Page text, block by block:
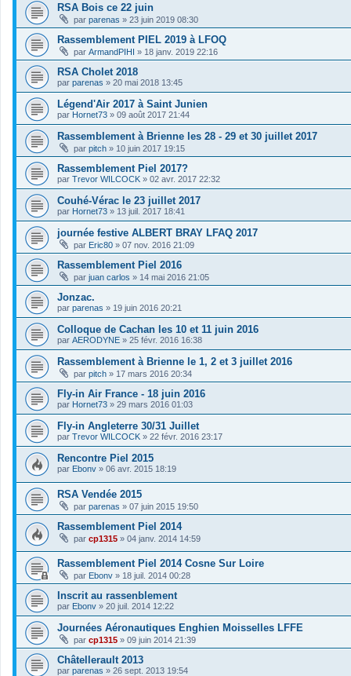
RSA Bois ce 22 juin
par parenas » 23 juin 2019 08:30
Rassemblement PIEL 2019 à LFOQ
par ArmandPIHI » 18 janv. 2019 22:16
RSA Cholet 2018
par parenas » 20 mai 2018 13:45
Légend'Air 2017 à Saint Junien
par Hornet73 » 09 août 2017 21:44
Rassemblement à Brienne les 28 - 29 et 30 juillet 2017
par pitch » 10 juin 2017 19:15
Rassemblement Piel 2017?
par Trevor WILCOCK » 02 avr. 2017 22:32
Couhé-Vérac le 23 juillet 2017
par Hornet73 » 13 juil. 2017 18:41
journée festive ALBERT BRAY LFAQ 2017
par Eric80 » 07 nov. 2016 21:09
Rassemblement Piel 2016
par juan carlos » 14 mai 2016 21:05
Jonzac.
par parenas » 19 juin 2016 20:21
Colloque de Cachan les 10 et 11 juin 2016
par AERODYNE » 25 févr. 2016 16:38
Rassemblement à Brienne le 1, 2 et 3 juillet 2016
par pitch » 17 mars 2016 20:34
Fly-in Air France - 18 juin 2016
par Hornet73 » 29 mars 2016 01:03
Fly-in Angleterre 30/31 Juillet
par Trevor WILCOCK » 22 févr. 2016 23:17
Rencontre Piel 2015
par Ebonv » 06 avr. 2015 18:19
RSA Vendée 2015
par parenas » 07 juin 2015 19:50
Rassemblement Piel 2014
par cp1315 » 04 janv. 2014 14:59
Rassemblement Piel 2014 Cosne Sur Loire
par Ebonv » 18 juil. 2014 00:28
Inscrit au rassenblement
par Ebonv » 20 juil. 2014 12:22
Journées Aéronautiques Enghien Moisselles LFFE
par cp1315 » 09 juin 2014 21:39
Châtellerault 2013
par parenas » 26 sept. 2013 19:54